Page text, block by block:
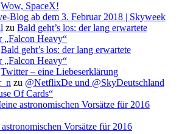
Wow, SpaceX!
Blog ab dem 3. Februar 2018 | Skyweek
zu Bald geht’s los: der lang erwartete
„Falcon Heavy“
Bald geht’s los: der lang erwartete
„Falcon Heavy“
Twitter – eine Liebeserklärung
zu @NetflixDe und @SkyDeutschland
Of Cards“
astronomischen Vorsätze für 2016
Vorsätze für 2016